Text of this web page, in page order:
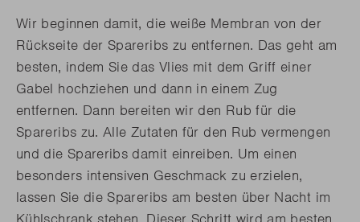
Wir beginnen damit, die weiße Membran von der
Rückseite der Spareribs zu entfernen. Das geht am
besten, indem Sie das Vlies mit dem Griff einer
Gabel hochziehen und dann in einem Zug
entfernen. Dann bereiten wir den Rub für die
Spareribs zu. Alle Zutaten für den Rub vermengen
und die Spareribs damit einreiben. Um einen
besonders intensiven Geschmack zu erzielen,
lassen Sie die Spareribs am besten über Nacht im